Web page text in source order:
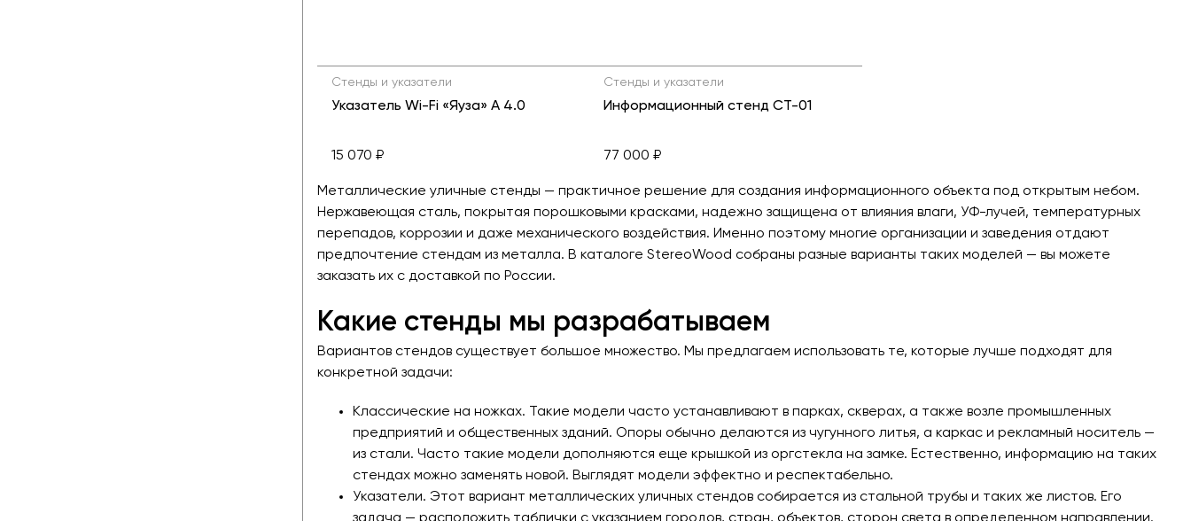
Стенды и указатели
Указатель Wi-Fi «Яуза» А 4.0
15 070 ₽
Стенды и указатели
Информационный стенд СТ-01
77 000 ₽
Металлические уличные стенды — практичное решение для создания информационного объекта под открытым небом.
Нержавеющая сталь, покрытая порошковыми красками, надежно защищена от влияния влаги, УФ-лучей, температурных
перепадов, коррозии и даже механического воздействия. Именно поэтому многие организации и заведения отдают
предпочтение стендам из металла. В каталоге StereoWood собраны разные варианты таких моделей — вы можете
заказать их с доставкой по России.
Какие стенды мы разрабатываем
Вариантов стендов существует большое множество. Мы предлагаем использовать те, которые лучше подходят для
конкретной задачи:
Классические на ножках. Такие модели часто устанавливают в парках, скверах, а также возле промышленных
предприятий и общественных зданий. Опоры обычно делаются из чугунного литья, а каркас и рекламный носитель —
из стали. Часто такие модели дополняются еще крышкой из оргстекла на замке. Естественно, информацию на таких
стендах можно заменять новой. Выглядят модели эффектно и респектабельно.
Указатели. Этот вариант металлических уличных стендов собирается из стальной трубы и таких же листов. Его